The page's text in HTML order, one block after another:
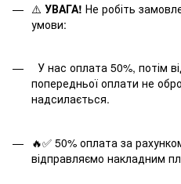
⚠️ УВАГА! Не робіть
умови:
У нас оплата 50%, потім
попередньої оплати не
надсилається.
🔥✅ 50% оплата за
відправляємо накладним